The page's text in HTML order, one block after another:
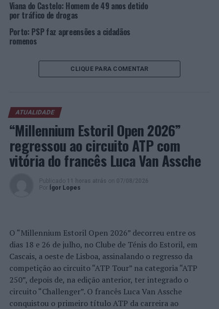
em Tribunal para julgamento em Processo Sumário,
tendo ficado sujeito a Termo de Identidade e Residência.
Detido pelo crime de desobediência
Na cidade da Covilhã, a PSP procedeu à detenção de um
homem, de 45 anos de idade, residente naquela cidade,
julgamento em Processo Sumário, tendo ficado sujeito a
Termo de Identidade e Residência.
Operações de Fiscalização de Trânsito
A PSP realizou 09 ações de fiscalização de trânsito e
condutores. Foram, ainda, controlados 428 condutores
. 03 Autos de Contraordenação muito graves por
condução na via pública de veículo sob influência de
álcool no sangue;
. 04 Autos de Contraordenação graves por uso indevido
do telemóvel durante a condução;
Viana do Castelo: Homem de 49 anos detido
por tráfico de drogas
Porto: PSP faz apreensões a cidadãos
romenos
CLIQUE PARA COMENTAR
ATUALIDADE
“Millennium Estoril Open 2026”
regressou ao circuito ATP com
vitória do francês Luca Van Assche
Publicado 11 horas atrás on 07/08/2026
Por
Ígor Lopes
O “Millennium Estoril Open 2026” decorreu entre os
dias 18 e 26 de julho, no Clube de Ténis do Estoril, em
Cascais, a oeste de Lisboa, assinalando o regresso da
competição ao circuito “ATP Tour” na categoria “ATP
250”, depois de, na edição anterior, ter integrado o
circuito “Challenger”. O francês Luca Van Assche
conquistou o primeiro título ATP da carreira ao